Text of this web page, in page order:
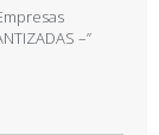
–”